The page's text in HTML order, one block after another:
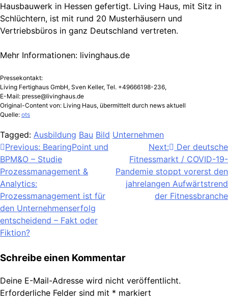
Hausbauwerk in Hessen gefertigt. Living Haus, mit Sitz in
Schlüchtern, ist mit rund 20 Musterhäusern und
Vertriebsbüros in ganz Deutschland vertreten.
Mehr Informationen: livinghaus.de
Pressekontakt:
Living Fertighaus GmbH, Sven Keller, Tel. +49666198-236,
E-Mail: presse@livinghaus.de
Original-Content von: Living Haus, übermittelt durch news aktuell
Quelle: ots
Tagged: Ausbildung Bau Bild Unternehmen
Beitragsnavigation
Previous: BearingPoint und
BPM&O – Studie
Prozessmanagement &
Analytics:
Prozessmanagement ist für
den Unternehmenserfolg
entscheidend – Fakt oder
Fiktion?
Next:
Der deutsche
Fitnessmarkt / COVID-19-
Pandemie stoppt vorerst den
jahrelangen Aufwärtstrend
der Fitnessbranche
Schreibe einen Kommentar
Deine E-Mail-Adresse wird nicht veröffentlicht.
Erforderliche Felder sind mit * markiert